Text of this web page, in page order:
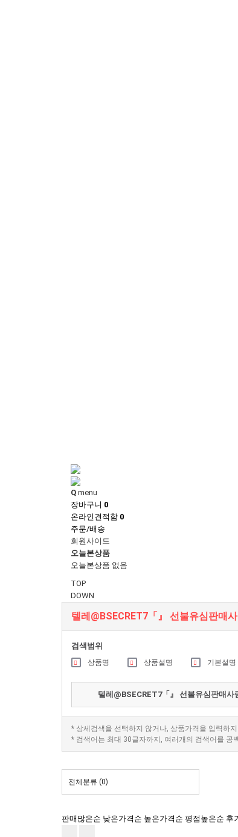
Q menu
장바구니 0
온라인견적함 0
주문/배송
회원사이드
오늘본상품
오늘본상품 없음
TOP
DOWN
텔레@BSECRET7「』 선불유심판매
검색범위
상품명 상품설명 기본설명
* 상세검색을 선택하지 않거나, 상품가격을 입력하
* 검색어는 최대 30글자까지, 여러개의 검색어를 공
전체분류 (0)
판매많은순 낮은가격순 높은가격순 평점높은순 후